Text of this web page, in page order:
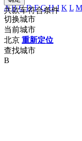
共款车符合条件
A B C D F G H J K L M
切换城市
当前城市
北京 重新定位
查找城市
B